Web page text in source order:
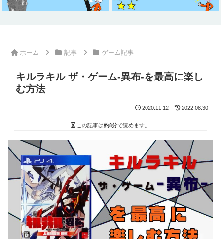
ホーム 記事 ゲーム記事
キルラキル ザ・ゲーム-異布-を最高に楽し
む方法
2020.11.12 2022.08.30
この記事は約8分で読めます。